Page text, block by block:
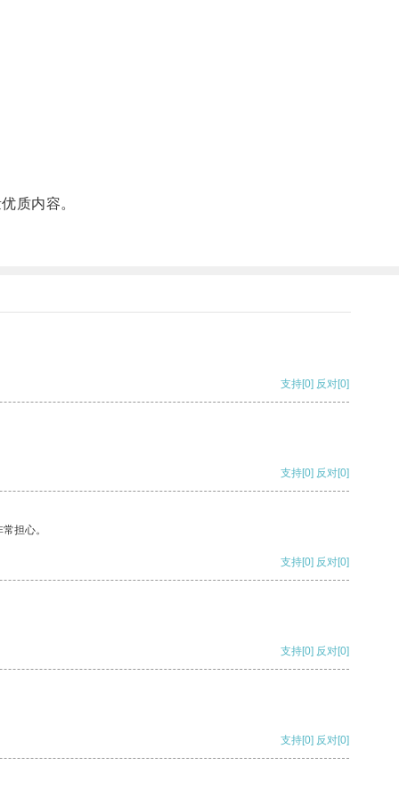
质内容。
支持[0] 反对[0]
支持[0] 反对[0]
担心。
支持[0] 反对[0]
支持[0] 反对[0]
支持[0] 反对[0]